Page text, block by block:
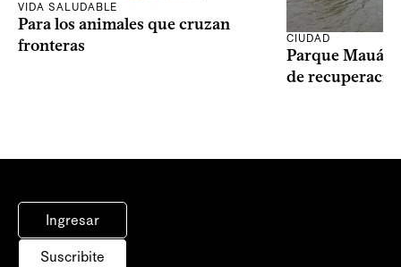
VIDA SALUDABLE
Para los animales que cruzan
fronteras
CIUDAD
Parque Mauá
de
Ingresar
Suscribite